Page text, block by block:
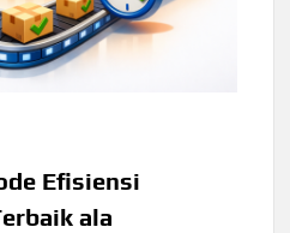
Efisiensi
ala